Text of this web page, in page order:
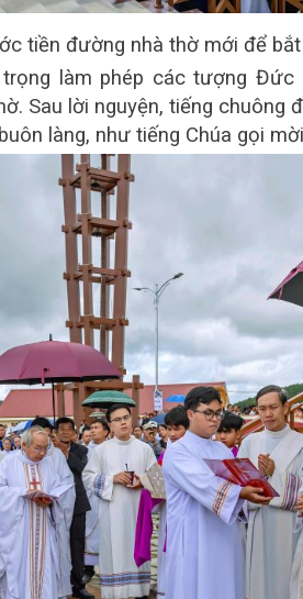
tiền đường nhà thờ mới để
làm phép các tượng Đức
Sau lời nguyện, tiếng chuông
làng, như tiếng Chúa gọi